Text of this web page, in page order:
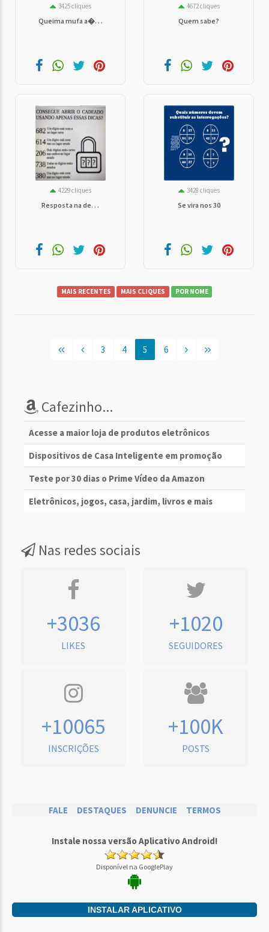
3425 cliques
Queima mufa a�. . .
4672 cliques
Quem sabe?
4229 cliques
Resposta na de. . .
3428 cliques
Se vira nos 30
MAIS RECENTES MAIS CLIQUES POR NOME
3 4 5 6
Cafezinho...
Acesse a maior loja de produtos eletrônicos
Dispositivos de Casa Inteligente em promoção
Teste por 30 dias o Prime Vídeo da Amazon
Eletrônicos, jogos, casa, jardim, livros e mais
Nas redes sociais
+3036
LIKES
+1020
SEGUIDORES
+10065
INSCRIÇÕES
+100K
POSTS
FALE DESTAQUES DENUNCIE TERMOS
Instale nossa versão Aplicativo Android!
Disponível na GooglePlay
INSTALAR APLICATIVO